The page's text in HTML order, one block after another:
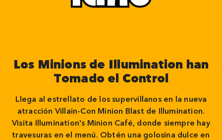
Los Minions de Illumination han
Tomado el Control
Llega al estrellato de los supervillanos en la nueva
atracción Villain-Con Minion Blast de Illumination.
Visita Illumination's Minion Café, donde siempre hay
travesuras en el menú. Obtén una golosina dulce en